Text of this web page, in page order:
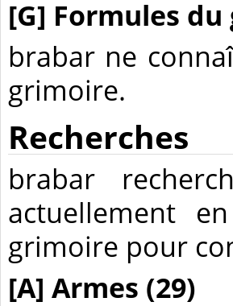
[G] Formules
brabar ne
grimoire.
Recherches
brabar
actuellement
grimoire pour
[A] Armes (29)